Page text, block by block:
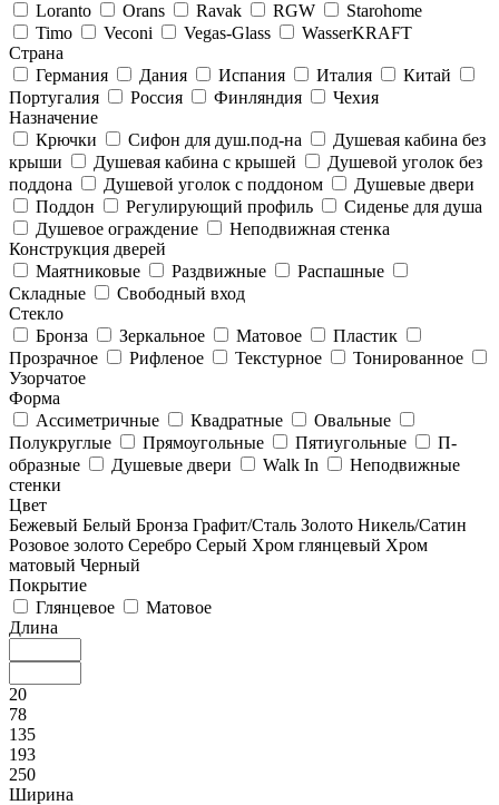
Loranto
Orans Ravak RGW
Starohome
Timo
Veconi Vegas-Glass
WasserKRAFT
Страна
Германия
Дания Испания Италия
Китай
Португалия
Россия Финляндия
Чехия
Назначение
Крючки
Сифон для душ.под-на
Душевая кабина без
крыши
Душевая кабина с крышей
Душевой уголок без
поддона
Душевой уголок с поддоном
Душевые двери
Поддон
Регулирующий профиль
Сиденье для душа
Душевое ограждение
Неподвижная стенка
Конструкция дверей
Маятниковые
Раздвижные
Распашные
Складные
Свободный вход
Стекло
Бронза
Зеркальное Матовое
Пластик
Прозрачное
Рифленое Текстурное
Тонированное
Узорчатое
Форма
Ассиметричные
Квадратные
Овальные
Полукруглые
Прямоугольные Пятиугольные
П-
образные
Душевые двери Walk In
Неподвижные
стенки
Цвет
Бежевый Белый Бронза Графит/Сталь Золото Никель/Сатин
Розовое золото Серебро Серый Хром глянцевый Хром
матовый Черный
Покрытие
Глянцевое
Матовое
Длина
20
78
135
193
250
Ширина